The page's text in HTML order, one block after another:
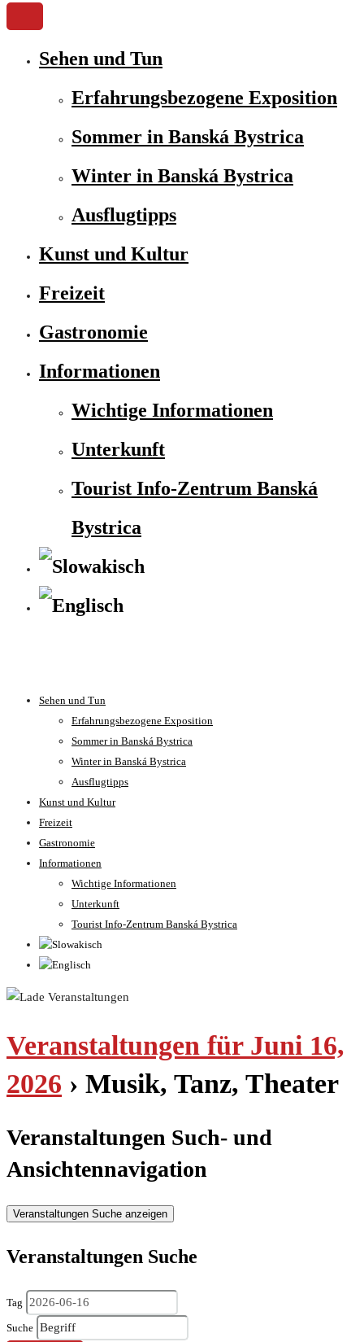
Sehen und Tun
Erfahrungsbezogene Exposition
Sommer in Banská Bystrica
Winter in Banská Bystrica
Ausflugtipps
Kunst und Kultur
Freizeit
Gastronomie
Informationen
Wichtige Informationen
Unterkunft
Tourist Info-Zentrum Banská
Bystrica
Sehen und Tun
Erfahrungsbezogene Exposition
Sommer in Banská Bystrica
Winter in Banská Bystrica
Ausflugtipps
Kunst und Kultur
Freizeit
Gastronomie
Informationen
Wichtige Informationen
Unterkunft
Tourist Info-Zentrum Banská Bystrica
Veranstaltungen für Juni 16,
2026 › Musik, Tanz, Theater
Veranstaltungen Such- und
Ansichtennavigation
Veranstaltungen Suche anzeigen
Veranstaltungen Suche
Tag
Suche